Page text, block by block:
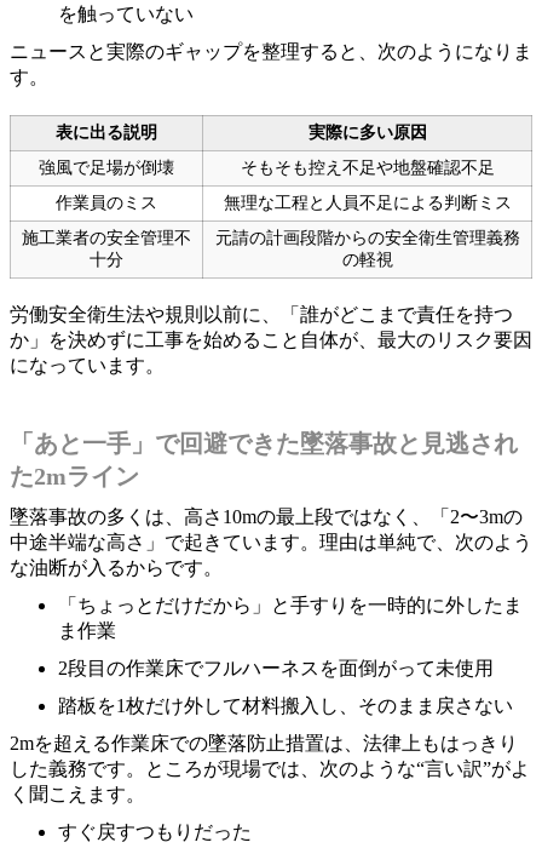
を触っていない
ニュースと実際のギャップを整理すると、次のようになりま
す。
表に出る説明
実際に多い原因
強風で足場が倒壊
そもそも控え不足や地盤確認不足
作業員のミス
無理な工程と人員不足による判断ミス
施工業者の安全管理不
十分
元請の計画段階からの安全衛生管理義務
の軽視
労働安全衛生法や規則以前に、「誰がどこまで責任を持つ
か」を決めずに工事を始めること自体が、最大のリスク要因
になっています。
「あと一手」で回避できた墜落事故と見逃され
た2mライン
墜落事故の多くは、高さ10mの最上段ではなく、「2〜3mの
中途半端な高さ」で起きています。理由は単純で、次のよう
な油断が入るからです。
「ちょっとだけだから」と手すりを一時的に外したま
ま作業
2段目の作業床でフルハーネスを面倒がって未使用
踏板を1枚だけ外して材料搬入し、そのまま戻さない
2mを超える作業床での墜落防止措置は、法律上もはっきり
した義務です。ところが現場では、次のような“言い訳”がよ
く聞こえます。
すぐ戻すつもりだった